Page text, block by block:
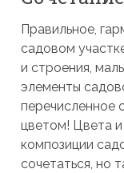
Правильное,
садовом
и строения,
элементы
цветом! Цвета
композиции
сочетаться, но